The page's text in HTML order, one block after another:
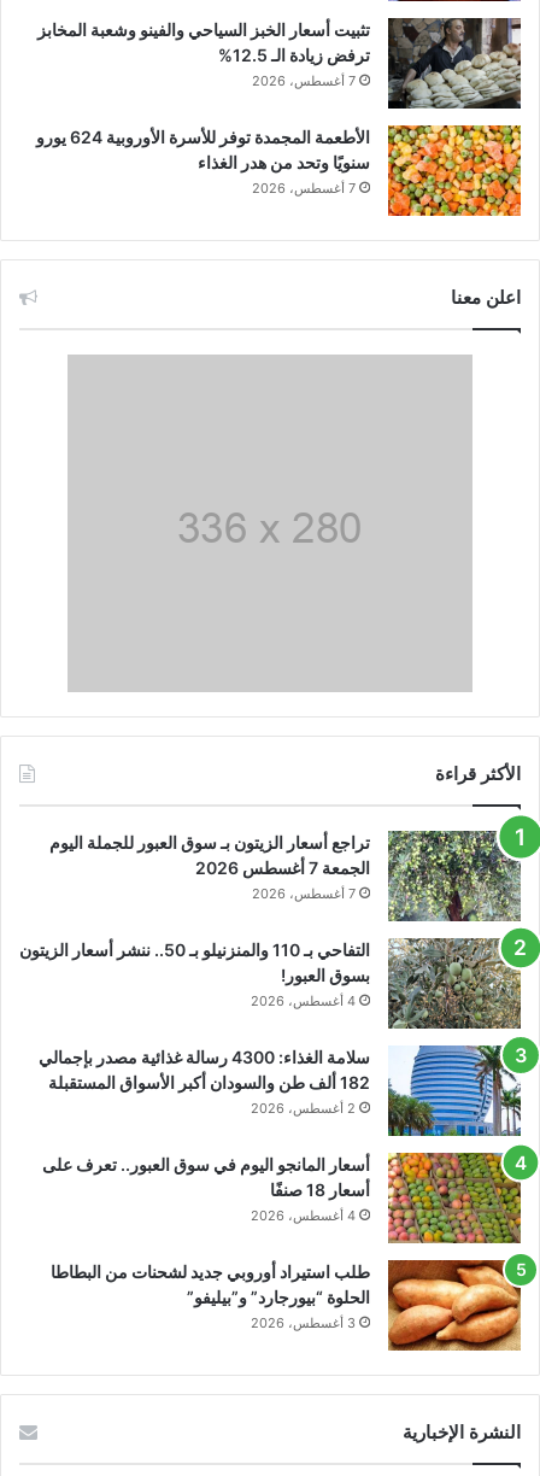
تثبيت أسعار الخبز السياحي والفينو وشعبة المخابز
ترفض زيادة الـ 12.5%
7 أغسطس، 2026
الأطعمة المجمدة توفر للأسرة الأوروبية 624 يورو
سنويًا وتحد من هدر الغذاء
7 أغسطس، 2026
اعلن معنا
الأكثر قراءة
تراجع أسعار الزيتون بـ سوق العبور للجملة اليوم
الجمعة 7 أغسطس 2026
7 أغسطس، 2026
التفاحي بـ 110 والمنزنيلو بـ 50.. ننشر أسعار الزيتون
بسوق العبور!
4 أغسطس، 2026
سلامة الغذاء: 4300 رسالة غذائية مصدر بإجمالي
182 ألف طن والسودان أكبر الأسواق المستقبلة
2 أغسطس، 2026
أسعار المانجو اليوم في سوق العبور.. تعرف على
أسعار 18 صنفًا
4 أغسطس، 2026
طلب استيراد أوروبي جديد لشحنات من البطاطا
الحلوة “بيورجارد” و”بيليفو”
3 أغسطس، 2026
النشرة الإخبارية